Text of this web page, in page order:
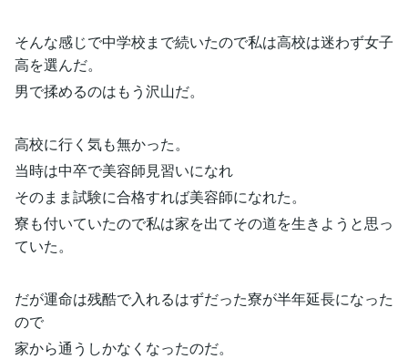
そんな感じで中学校まで続いたので私は高校は迷わず女子
高を選んだ。
男で揉めるのはもう沢山だ。
高校に行く気も無かった。
当時は中卒で美容師見習いになれ
そのまま試験に合格すれば美容師になれた。
寮も付いていたので私は家を出てその道を生きようと思っ
ていた。
だが運命は残酷で入れるはずだった寮が半年延長になった
ので
家から通うしかなくなったのだ。